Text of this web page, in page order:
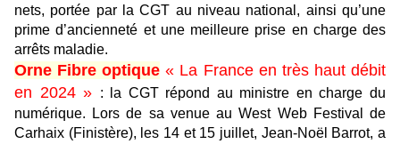
nets, portée par la CGT au niveau national, ainsi qu’une
prime d’ancienneté et une meilleure prise en charge des
arrêts maladie.
Orne Fibre optique « La France en très haut débit
en 2024 » : la CGT répond au ministre en charge du
numérique. Lors de sa venue au West Web Festival de
Carhaix (Finistère), les 14 et 15 juillet, Jean-Noël Barrot, a